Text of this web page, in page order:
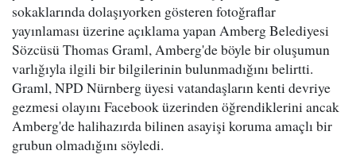
sokaklarında dolaşıyorken gösteren fotoğraflar
yayınlaması üzerine açıklama yapan Amberg Belediyesi
Sözcüsü Thomas Graml, Amberg'de böyle bir oluşumun
varlığıyla ilgili bir bilgilerinin bulunmadığını belirtti.
Graml, NPD Nürnberg üyesi vatandaşların kenti devriye
gezmesi olayını Facebook üzerinden öğrendiklerini ancak
Amberg'de halihazırda bilinen asayişi koruma amaçlı bir
grubun olmadığını söyledi.